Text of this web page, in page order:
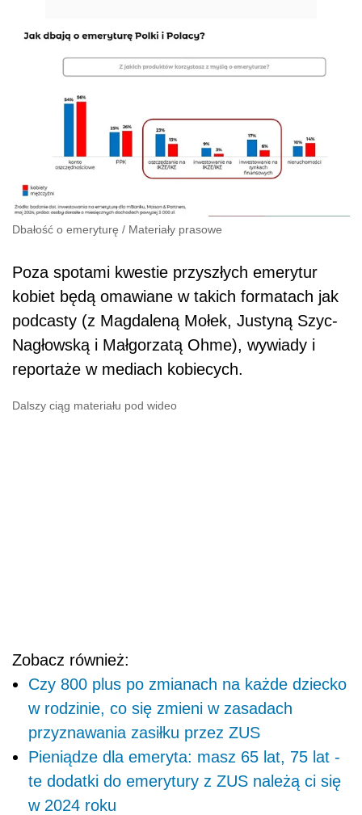
Dbałość o emeryturę / Materiały prasowe
Poza spotami kwestie przyszłych emerytur
kobiet będą omawiane w takich formatach jak
podcasty (z Magdaleną Mołek, Justyną Szyc-
Nagłowską i Małgorzatą Ohme), wywiady i
reportaże w mediach kobiecych.
Dalszy ciąg materiału pod wideo
Zobacz również:
Czy 800 plus po zmianach na każde dziecko
w rodzinie, co się zmieni w zasadach
przyznawania zasiłku przez ZUS
Pieniądze dla emeryta: masz 65 lat, 75 lat -
te dodatki do emerytury z ZUS należą ci się
w 2024 roku